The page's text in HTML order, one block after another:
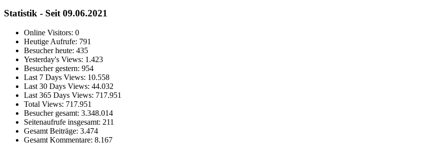
Statistik - Seit 09.06.2021
Online Visitors: 0
Heutige Aufrufe: 791
Besucher heute: 435
Yesterday's Views: 1.423
Besucher gestern: 954
Last 7 Days Views: 10.558
Last 30 Days Views: 44.032
Last 365 Days Views: 717.951
Total Views: 717.951
Besucher gesamt: 3.348.014
Seitenaufrufe insgesamt: 211
Gesamt Beiträge: 3.474
Gesamt Kommentare: 8.167